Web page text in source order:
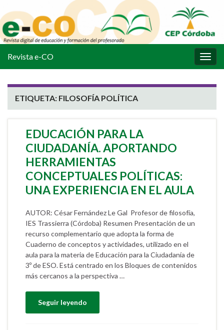
la
Revista e-CO
ETIQUETA: FILOSOFÍA POLÍTICA
EDUCACIÓN PARA LA
CIUDADANÍA. APORTANDO
HERRAMIENTAS
CONCEPTUALES POLÍTICAS:
UNA EXPERIENCIA EN EL AULA
AUTOR: César Fernández Le Gal Profesor de filosofía,
IES Trassierra (Córdoba) Resumen Presentación de un
recurso complementario que adopta la forma de
Cuaderno de conceptos y actividades, utilizado en el
aula para la materia de Educación para la Ciudadanía de
3º de ESO. Está centrado en los Bloques de contenidos
más cercanos a la perspectiva …
Seguir leyendo